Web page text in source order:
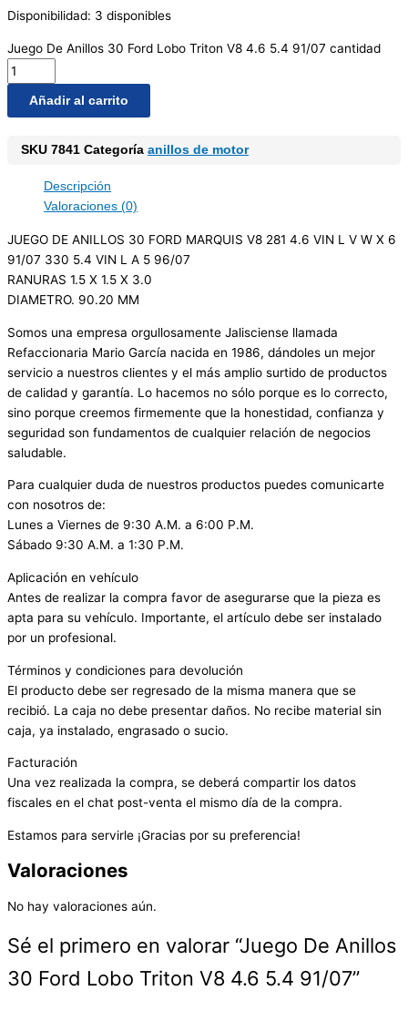
Disponibilidad: 3 disponibles
Juego De Anillos 30 Ford Lobo Triton V8 4.6 5.4 91/07 cantidad
Añadir al carrito
SKU 7841 Categoría anillos de motor
Descripción
Valoraciones (0)
JUEGO DE ANILLOS 30 FORD MARQUIS V8 281 4.6 VIN L V W X 6
91/07 330 5.4 VIN L A 5 96/07
RANURAS 1.5 X 1.5 X 3.0
DIAMETRO. 90.20 MM
Somos una empresa orgullosamente Jalisciense llamada
Refaccionaria Mario García nacida en 1986, dándoles un mejor
servicio a nuestros clientes y el más amplio surtido de productos
de calidad y garantía. Lo hacemos no sólo porque es lo correcto,
sino porque creemos firmemente que la honestidad, confianza y
seguridad son fundamentos de cualquier relación de negocios
saludable.
Para cualquier duda de nuestros productos puedes comunicarte
con nosotros de:
Lunes a Viernes de 9:30 A.M. a 6:00 P.M.
Sábado 9:30 A.M. a 1:30 P.M.
Aplicación en vehículo
Antes de realizar la compra favor de asegurarse que la pieza es
apta para su vehículo. Importante, el artículo debe ser instalado
por un profesional.
Términos y condiciones para devolución
El producto debe ser regresado de la misma manera que se
recibió. La caja no debe presentar daños. No recibe material sin
caja, ya instalado, engrasado o sucio.
Facturación
Una vez realizada la compra, se deberá compartir los datos
fiscales en el chat post-venta el mismo día de la compra.
Estamos para servirle ¡Gracias por su preferencia!
Valoraciones
No hay valoraciones aún.
Sé el primero en valorar “Juego De Anillos
30 Ford Lobo Triton V8 4.6 5.4 91/07”